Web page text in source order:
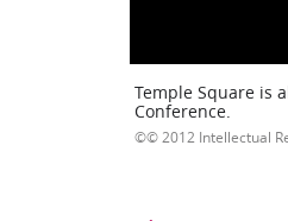
Temple Square is
Conference.
© 2012 Intellectual